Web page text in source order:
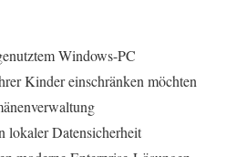
Windows-PC
Kinder einschränken möchten
lokaler Datensicherheit